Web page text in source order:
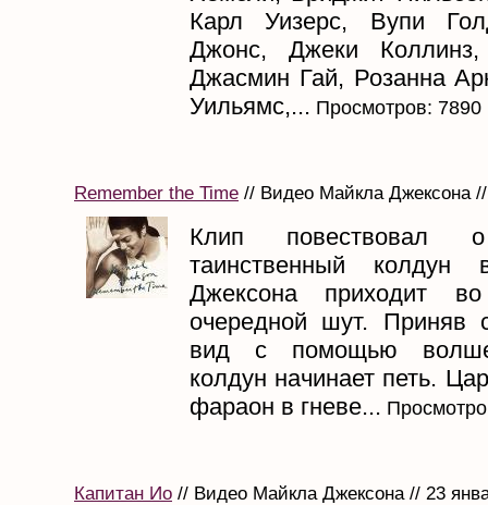
Карл Уизерс, Вупи
Джонс, Джеки
Джасмин Гай, Розанна
Уильямс,... Просмотров: 7890
Remember the Time // Видео Майкла Джексона
Клип
таинственный колдун
Джексона приходит
очередной шут. Приняв
вид с помощью
колдун начинает петь.
фараон в гневе...
Капитан Ио // Видео Майкла Джексона // 23